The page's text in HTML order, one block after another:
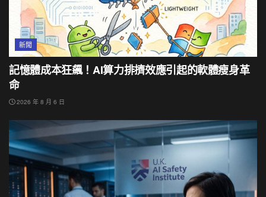
新聞
記憶體成本狂飆！AI算力排擠效應引起的軟體瘦身革
命
2026 年 8 月 6 日